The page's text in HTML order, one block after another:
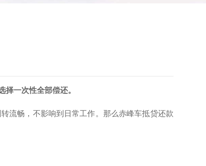
一次性全部偿还。
流畅，不影响到日常工作。那么赤峰车抵贷还款